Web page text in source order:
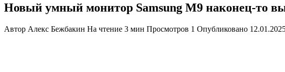
Новый умный монитор Samsung M9 наконец-то
Автор Алекс Бежбакин На чтение 3 мин Просмотров 1 Опубликовано